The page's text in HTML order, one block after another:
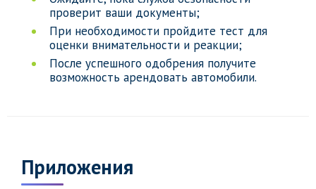
проверит ваши документы;
При необходимости пройдите тест для
оценки внимательности и реакции;
После успешного одобрения получите
возможность арендовать автомобили.
Приложения